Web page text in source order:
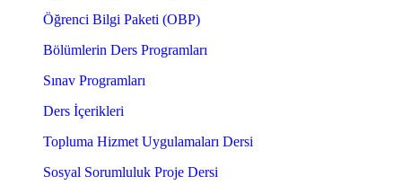
Öğrenci Bilgi Paketi (OBP)
Bölümlerin Ders Programları
Sınav Programları
Ders İçerikleri
Topluma Hizmet Uygulamaları Dersi
Sosyal Sorumluluk Proje Dersi